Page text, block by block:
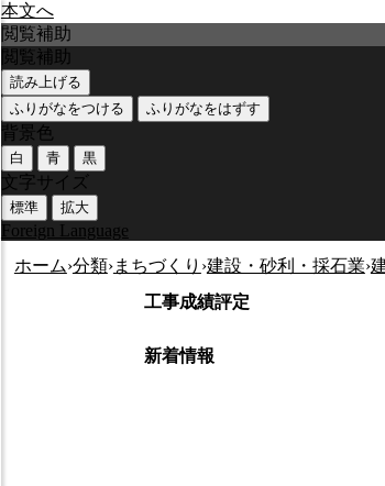
本文へ
閲覧補助
閲覧補助
読み上げる
ふりがなをつける
ふりがなをはずす
背景色
白 青 黒
文字サイズ
標準 拡大
Foreign Language
ホーム›分類›まちづくり ›建設・砂利・採石業›
工事成績評定
新着情報